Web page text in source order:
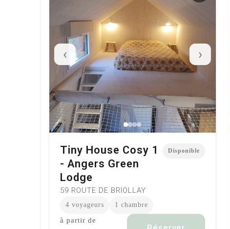
‹ ›
Tiny House Cosy 1
- Angers Green
Lodge
Disponible
59 ROUTE DE BRIOLLAY
4 voyageurs 1 chambre
à partir de